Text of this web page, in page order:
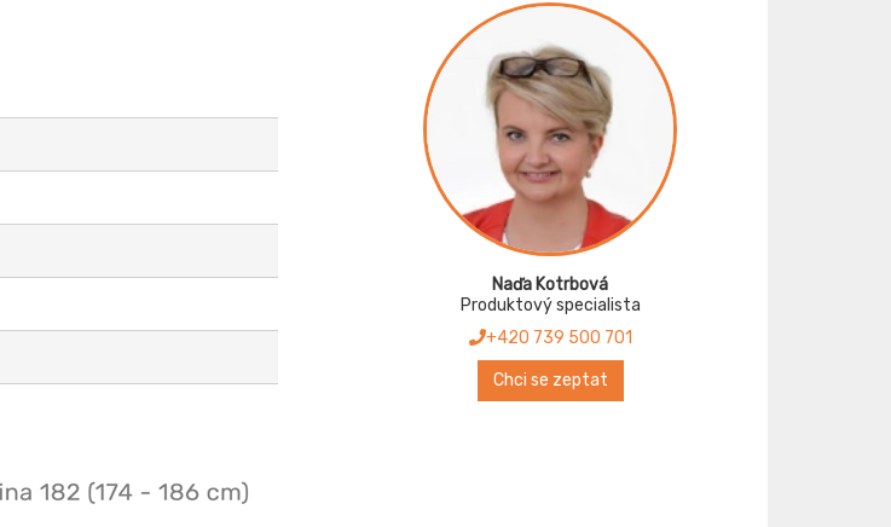
Naďa Kotrbová
Produktový specialista
+420 739 500 701
Chci se zeptat